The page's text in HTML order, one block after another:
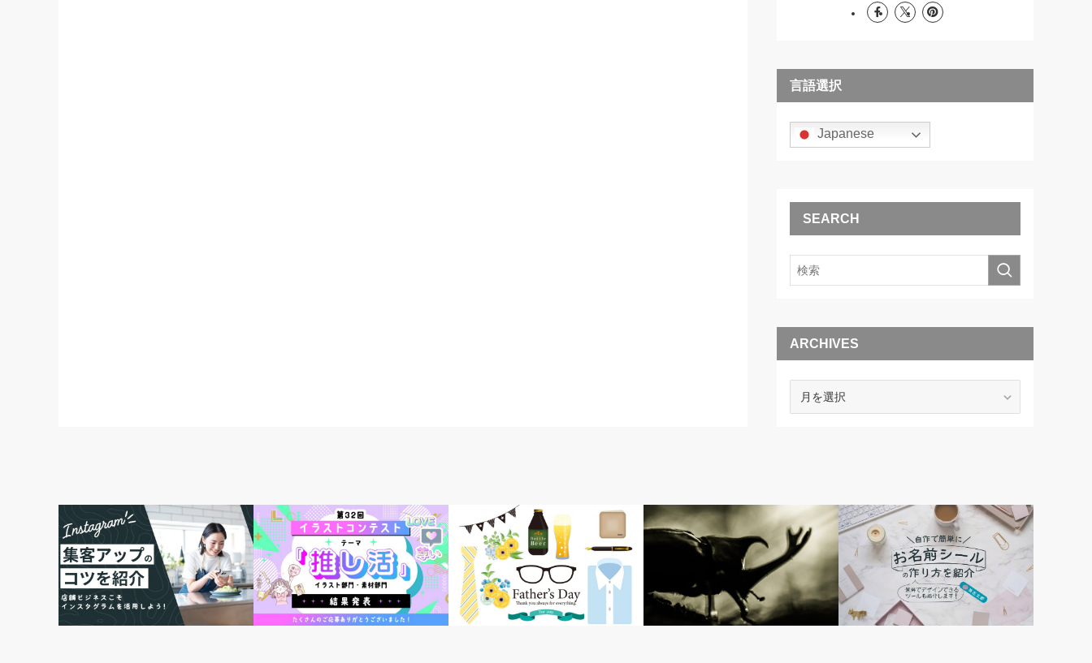
言語選択
Japanese
SEARCH
ARCHIVES
ARCHIVES